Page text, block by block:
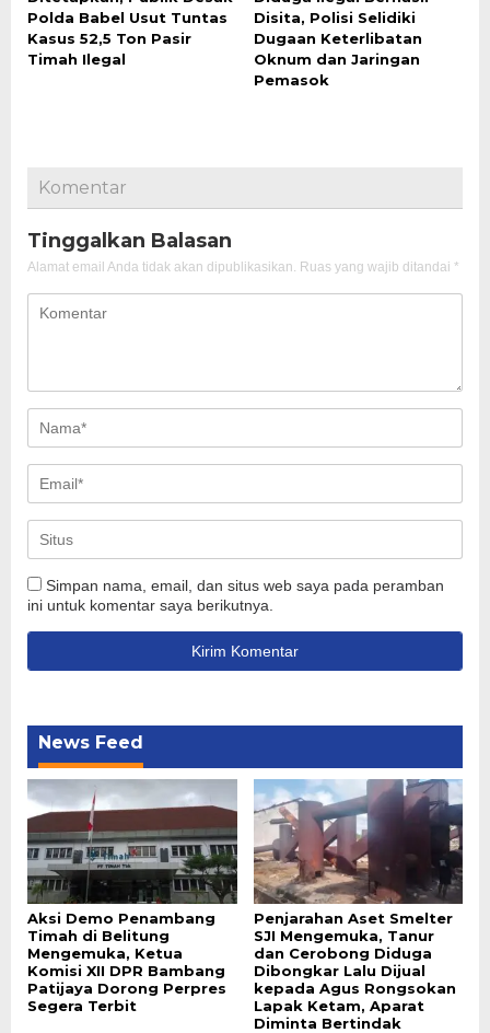
Polda Babel Usut Tuntas
Kasus 52,5 Ton Pasir
Timah Ilegal
Disita, Polisi Selidiki
Dugaan Keterlibatan
Oknum dan Jaringan
Pemasok
Komentar
Tinggalkan Balasan
Alamat email Anda tidak akan dipublikasikan. Ruas yang wajib ditandai *
Simpan nama, email, dan situs web saya pada peramban
ini untuk komentar saya berikutnya.
News Feed
Aksi Demo Penambang
Timah di Belitung
Mengemuka, Ketua
Komisi XII DPR Bambang
Patijaya Dorong Perpres
Segera Terbit
Penjarahan Aset Smelter
SJI Mengemuka, Tanur
dan Cerobong Diduga
Dibongkar Lalu Dijual
kepada Agus Rongsokan
Lapak Ketam, Aparat
Diminta Bertindak